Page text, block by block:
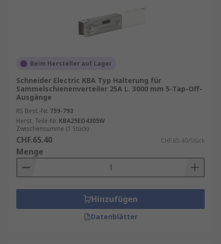
und Anlagen sorgen die Kabelkanäle dafür,
dass Steuerleitungen, Stromkabel und
Datenleitungen sauber und geschützt
Gebäudetechnik : In großen Gebäuden, wie
Bürokomplexen oder Einkaufszentren,
helfen Sammelschienen-Kabelkanäle dabei,
die Verkabelung für Beleuchtung,
Klimaanlagen, Alarmsysteme und andere
technische Installationen zu strukturieren.
Beim Hersteller auf Lager
Schneider Electric KBA Typ Halterung für
Sammelschienenverteiler 25A L. 3000 mm 5-Tap-Off-
Ausgänge
RS Best.-Nr. 759-793
Herst. Teile-Nr. KBA25ED4305W
Zwischensumme (1 Stück)
CHF.65.40 CHF.65.40/Stück
Menge
Hinzufügen
Datenblätter